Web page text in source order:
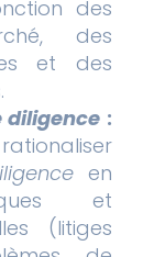
des
des
et des
diligence :
en
et
(litiges